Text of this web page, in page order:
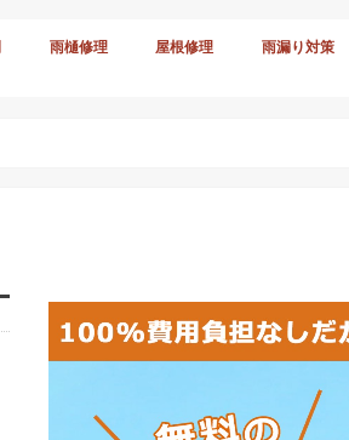
雨樋修理 屋根修理 雨漏り対策